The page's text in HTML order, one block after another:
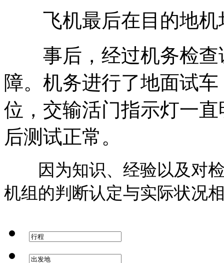
飞机最后在目的地机
事后，经过机务检查
障。机务进行了地面试
位，交输活门指示灯一
后测试正常。
因为知识、经验以及对检
机组的判断认定与实际状况